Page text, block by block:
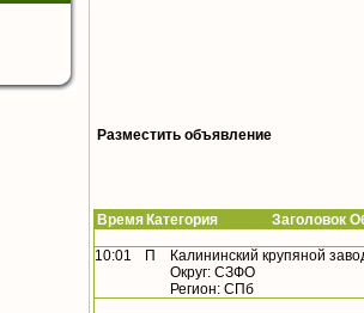
Разместить объявление
Время Категория Заголовок
10:01 П
Калининский крупяной
Округ: СЗФО
Регион: СПб